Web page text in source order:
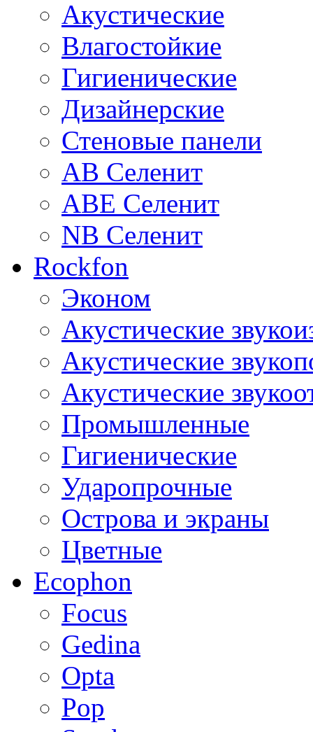
Акустические
Влагостойкие
Гигиенические
Дизайнерские
Стеновые панели
AB Селенит
ABE Селенит
NB Селенит
Rockfon
Эконом
Акустические
Акустические
Акустические
Промышленные
Гигиенические
Ударопрочные
Острова и экраны
Цветные
Ecophon
Focus
Gedina
Opta
Pop